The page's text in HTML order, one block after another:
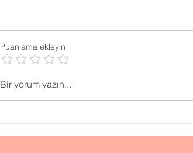
Psikolojik ONLİNE TESTLER
Puanlama ekleyin
Bir yorum yazın...